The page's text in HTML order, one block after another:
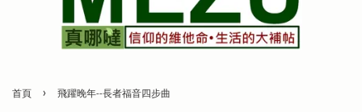
首頁 › 飛躍晚年--長者福音四步曲